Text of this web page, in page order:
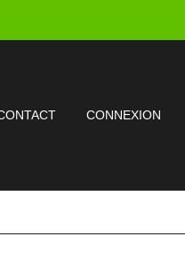
CONNEXION